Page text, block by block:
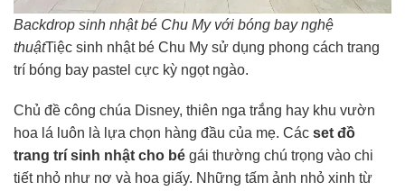
Backdrop sinh nhật bé Chu My với bóng bay nghệ
thuậtTiệc sinh nhật bé Chu My sử dụng phong cách trang
trí bóng bay pastel cực kỳ ngọt ngào.
Chủ đề công chúa Disney, thiên nga trắng hay khu vườn
hoa lá luôn là lựa chọn hàng đầu của mẹ. Các set đồ
trang trí sinh nhật cho bé gái thường chú trọng vào chi
tiết nhỏ như nơ và hoa giấy. Những tấm ảnh nhỏ xinh từ